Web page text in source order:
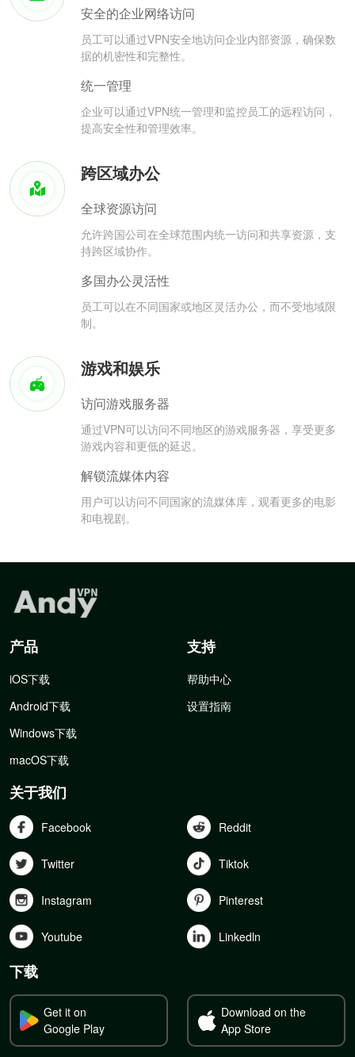
安全的企业网络访问
员工可以通过VPN安全地访问企业内部资源，确保数
据的机密性和完整性。
统一管理
企业可以通过VPN统一管理和监控员工的远程访问，
提高安全性和管理效率。
跨区域办公
全球资源访问
允许跨国公司在全球范围内统一访问和共享资源，支
持跨区域协作。
多国办公灵活性
员工可以在不同国家或地区灵活办公，而不受地域限
制。
游戏和娱乐
访问游戏服务器
通过VPN可以访问不同地区的游戏服务器，享受更多
游戏内容和更低的延迟。
解锁流媒体内容
用户可以访问不同国家的流媒体库，观看更多的电影
和电视剧。
产品
iOS下载
Android下载
Windows下载
macOS下载
支持
帮助中心
设置指南
关于我们
Facebook Reddit
Twitter Tiktok
Instagram Pinterest
Youtube Linkedln
下载
Get it on
Google Play
Download on the
App Store